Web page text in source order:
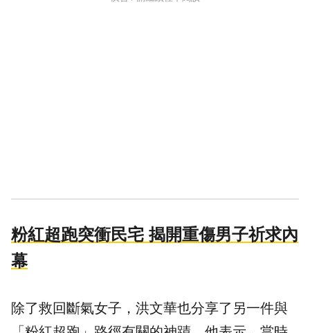
粉紅超跑突衝民宅 揭開重傷男子祈求內
幕
除了救回斷氣女子，洪文華也分享了另一件與